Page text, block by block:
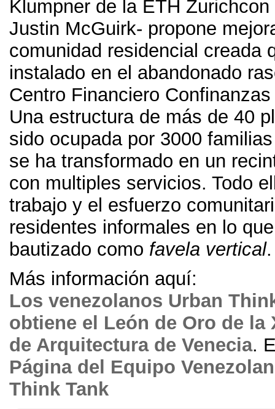
Klumpner de la ETH
Justin McGuirk- propone
comunidad residencial creada
instalado en el abandonado
Centro Financiero
Una estructura de más de 40
sido ocupada por 3000
se ha transformado en un
con multiples servicios. Todo
trabajo y el esfuerzo
residentes informales en lo
bautizado como favela vertical.
Más información aquí:
Los venezolanos Urban
obtiene el León de Oro de la
de Arquitectura de Venecia.
Página del Equipo
Think Tank